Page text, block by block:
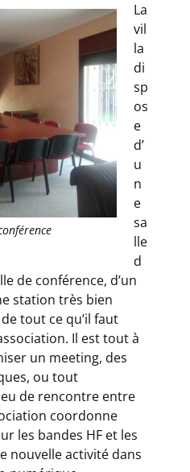
La
vil
la
di
sp
os
e
d’
u
n
e
sa
lle
d
de conférence, d’un
station très bien
tout ce qu’il faut
Il est tout à
un meeting, des
ou tout
de rencontre entre
coordonne
les bandes HF et les
nouvelle activité dans